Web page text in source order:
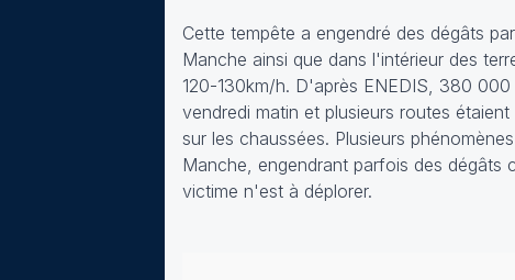
Cette tempête a engendré des dégâts
Manche ainsi que dans l'intérieur des
120-130km/h. D'après ENEDIS, 380
vendredi matin et plusieurs routes
sur les chaussées. Plusieurs
Manche, engendrant parfois des dégâts
victime n'est à déplorer.